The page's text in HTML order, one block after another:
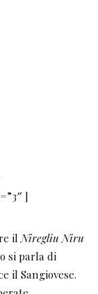
Saracena”.
è in realtà
e di Sardegna,